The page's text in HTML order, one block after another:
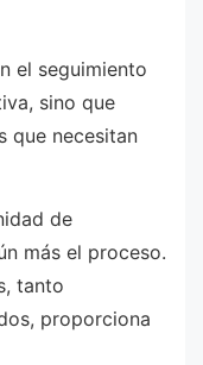
el seguimiento
sino que
que necesitan
de
más el proceso.
tanto
proporciona